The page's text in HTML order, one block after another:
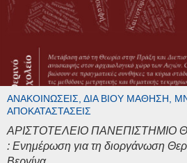
ΑΝΑΚΟΙΝΏΣΕΙΣ, ΔΙΆ ΒΊΟΥ ΜΆΘΗΣΗ,
ΑΠΟΚΑΤΑΣΤΆΣΕΙΣ
ΑΡΙΣΤΟΤΕΛΕΙΟ ΠΑΝΕΠΙΣΤΗΜΙΟ
: Ενημέρωση για τη διοργάνωση